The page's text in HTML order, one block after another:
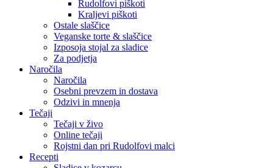
Rudolfovi piškoti
Kraljevi piškoti
Ostale slaščice
Veganske torte & slaščice
Izposoja stojal za sladice
Za podjetja
Naročila
Naročila
Osebni prevzem in dostava
Odzivi in mnenja
Tečaji
Tečaji v živo
Online tečaji
Rojstni dan pri Rudolfovi malci
Recepti